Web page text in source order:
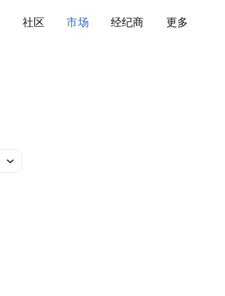
社区 市场 经纪商 更多